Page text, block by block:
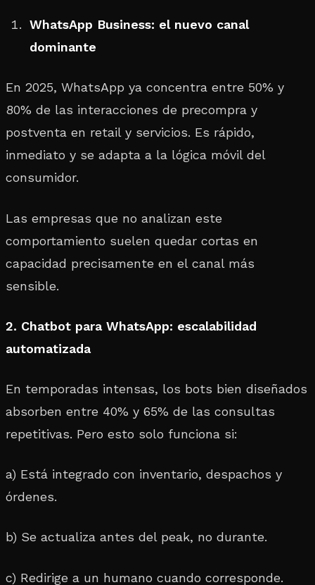
WhatsApp Business: el nuevo canal
dominante
En 2025, WhatsApp ya concentra entre 50% y
80% de las interacciones de precompra y
postventa en retail y servicios. Es rápido,
inmediato y se adapta a la lógica móvil del
consumidor.
Las empresas que no analizan este
comportamiento suelen quedar cortas en
capacidad precisamente en el canal más
sensible.
2. Chatbot para WhatsApp: escalabilidad
automatizada
En temporadas intensas, los bots bien diseñados
absorben entre 40% y 65% de las consultas
repetitivas. Pero esto solo funciona si:
a) Está integrado con inventario, despachos y
órdenes.
b) Se actualiza antes del peak, no durante.
c) Redirige a un humano cuando corresponde.